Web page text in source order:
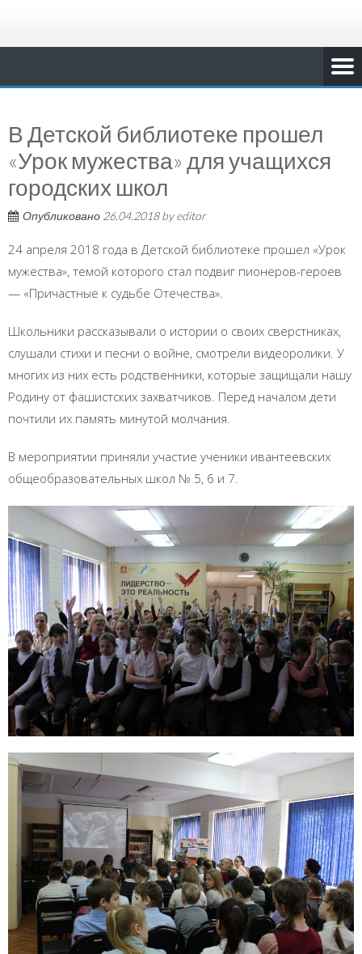
В Детской библиотеке прошел
«Урок мужества» для учащихся
городских школ
Опубликовано 26.04.2018byeditor
24 апреля 2018 года в Детской библиотеке прошел «Урок
мужества», темой которого стал подвиг пионеров-героев
— «Причастные к судьбе Отечества».
Школьники рассказывали о истории о своих сверстниках,
слушали стихи и песни о войне, смотрели видеоролики. У
многих из них есть родственники, которые защищали нашу
Родину от фашистских захватчиков. Перед началом дети
почтили их память минутой молчания.
В мероприятии приняли участие ученики ивантеевских
общеобразовательных школ № 5, 6 и 7.